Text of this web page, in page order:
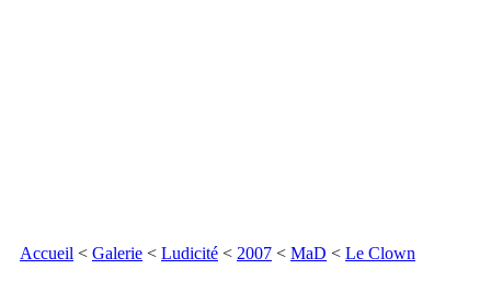
Accueil < Galerie < Ludicité < 2007 < MaD < Le Clown